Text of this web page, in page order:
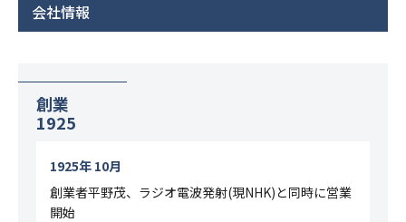
会社情報
創業
1925
1925年 10月
創業者平野茂、ラジオ電波発射(現NHK)と同時に営業
開始